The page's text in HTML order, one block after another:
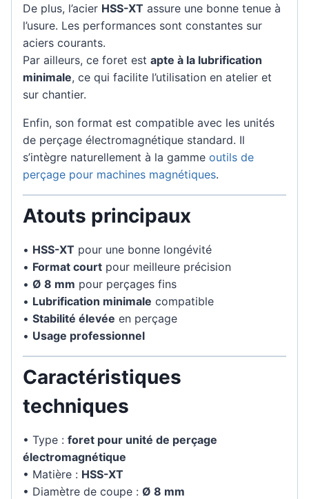
De plus, l’acier HSS-XT assure une bonne tenue à
l’usure. Les performances sont constantes sur
aciers courants.
Par ailleurs, ce foret est apte à la lubrification
minimale, ce qui facilite l’utilisation en atelier et
sur chantier.
Enfin, son format est compatible avec les unités
de perçage électromagnétique standard. Il
s’intègre naturellement à la gamme outils de
perçage pour machines magnétiques.
Atouts principaux
• HSS-XT pour une bonne longévité
• Format court pour meilleure précision
• Ø 8 mm pour perçages fins
• Lubrification minimale compatible
• Stabilité élevée en perçage
• Usage professionnel
Caractéristiques
techniques
• Type : foret pour unité de perçage
électromagnétique
• Matière : HSS-XT
• Diamètre de coupe : Ø 8 mm